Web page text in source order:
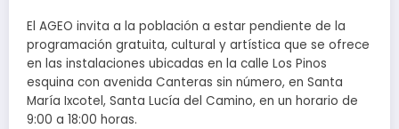
El AGEO invita a la población a estar pendiente de la
programación gratuita, cultural y artística que se ofrece
en las instalaciones ubicadas en la calle Los Pinos
esquina con avenida Canteras sin número, en Santa
María Ixcotel, Santa Lucía del Camino, en un horario de
9:00 a 18:00 horas.